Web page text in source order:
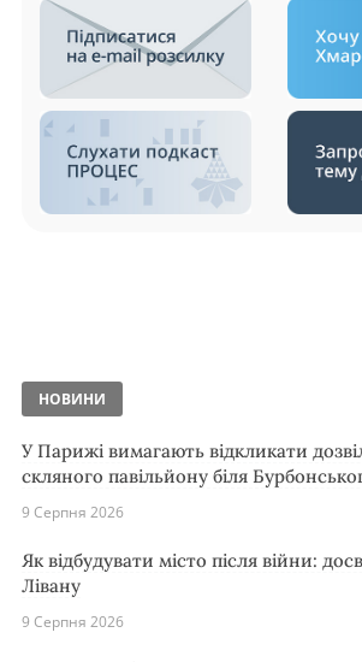
НОВИНИ
У Парижі вимагають відкликати
скляного павільйону біля
9 Серпня 2026
Як відбудувати місто після війни:
Лівану
9 Серпня 2026